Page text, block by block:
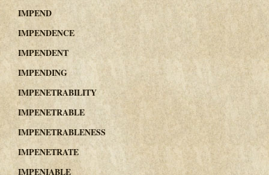
IMPEND
IMPENDENCE
IMPENDENT
IMPENDING
IMPENETRABILITY
IMPENETRABLE
IMPENETRABLENESS
IMPENETRATE
IMPENIABLE